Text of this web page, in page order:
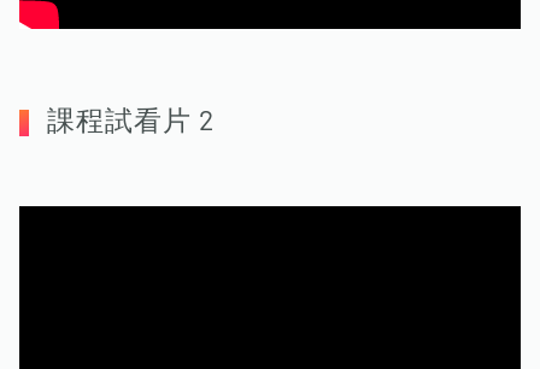
課程試看片 2